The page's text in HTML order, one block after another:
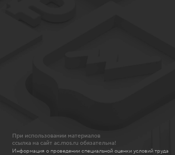
При использовании материалов
ссылка на сайт ac.mos.ru обязательна!
Информация о проведении специальной оценки условий труда